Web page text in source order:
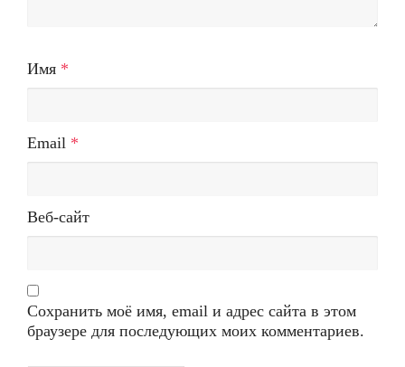
Имя *
Email *
Веб-сайт
Сохранить моё имя, email и адрес сайта в этом
браузере для последующих моих комментариев.